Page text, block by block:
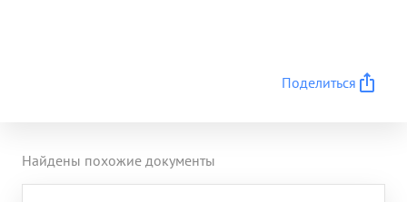
Поделиться
Найдены похожие документы